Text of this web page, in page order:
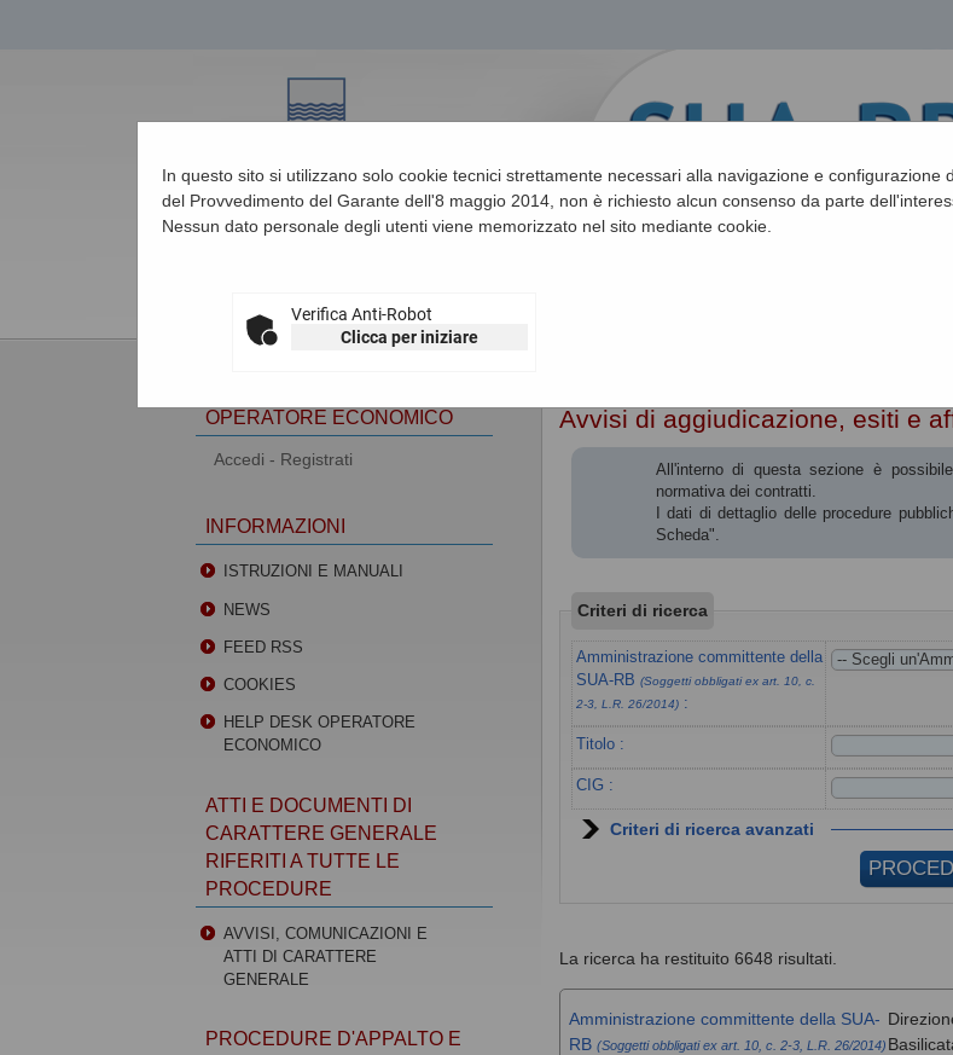
In questo sito si utilizzano solo cookie tecnici strettamente necessari alla navigazione e
del Provvedimento del Garante dell'8 maggio 2014, non è richiesto alcun consenso da parte
Nessun dato personale degli utenti viene memorizzato nel sito mediante cookie.
Verifica Anti-Robot
Clicca per iniziare
Avvisi di aggiudicazione, esiti e
All'interno di questa sezione è
normativa dei contratti.
I dati di dettaglio delle procedure
Scheda".
Criteri di ricerca
Amministrazione committente della
SUA-RB(Soggetti obbligati ex art. 10, c.
2-3, L.R. 26/2014) :
Titolo :
CIG :
Criteri di ricerca avanzati
La ricerca ha restituito 6648 risultati.
Amministrazione committente della SUA-
RB (Soggetti obbligati ex art. 10, c. 2-3, L.R. 26/2014)
OPERATORE ECONOMICO
Accedi - Registrati
INFORMAZIONI
ISTRUZIONI E MANUALI
NEWS
FEED RSS
COOKIES
HELP DESK OPERATORE
ECONOMICO
ATTI E DOCUMENTI DI
CARATTERE GENERALE
RIFERITI A TUTTE LE
PROCEDURE
AVVISI, COMUNICAZIONI E
ATTI DI CARATTERE
GENERALE
PROCEDURE D'APPALTO E